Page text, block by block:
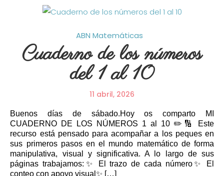
ABN Matemáticas
Cuaderno de los números
del 1 al 10
11 abril, 2026
Buenos días de sábado.Hoy os comparto MI
CUADERNO DE LOS NÚMEROS 1 al 10 ✏️🔢 Este
recurso está pensado para acompañar a los peques en
sus primeros pasos en el mundo matemático de forma
manipulativa, visual y significativa. A lo largo de sus
páginas trabajamos:✨ El trazo de cada número✨ El
conteo con apoyo visual✨ […]